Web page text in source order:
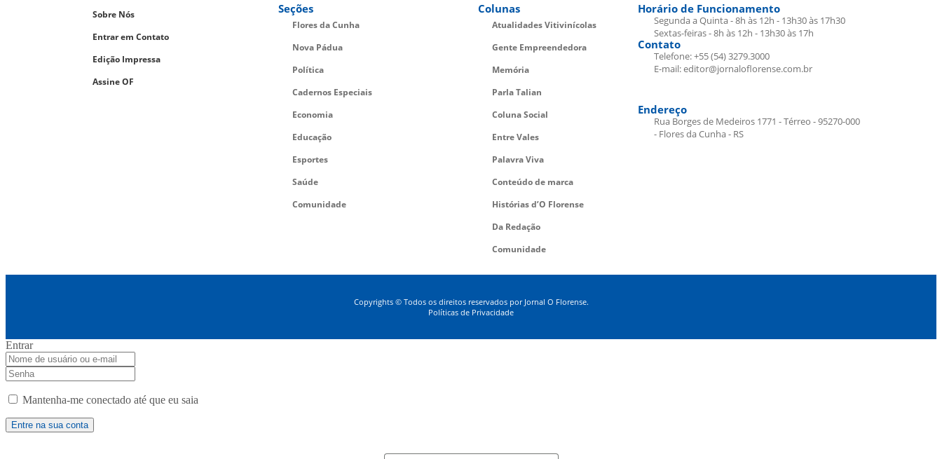
Sobre Nós
Entrar em Contato
Edição Impressa
Assine OF
Seções
Flores da Cunha
Nova Pádua
Política
Cadernos Especiais
Economia
Educação
Esportes
Saúde
Comunidade
Colunas
Atualidades Vitivinícolas
Gente Empreendedora
Memória
Parla Talian
Coluna Social
Entre Vales
Palavra Viva
Conteúdo de marca
Histórias d’O Florense
Da Redação
Comunidade
Horário de Funcionamento
Segunda a Quinta - 8h às 12h - 13h30 às 17h30
Sextas-feiras - 8h às 12h - 13h30 às 17h
Contato
Telefone: +55 (54) 3279.3000
E-mail: editor@jornaloflorense.com.br
Endereço
Rua Borges de Medeiros 1771 - Térreo - 95270-000
- Flores da Cunha - RS
Copyrights © Todos os direitos reservados por Jornal O Florense.
Políticas de Privacidade
Entrar
Mantenha-me conectado até que eu saia